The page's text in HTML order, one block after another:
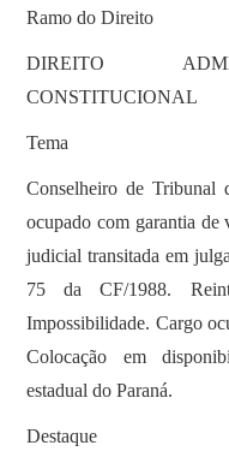
Ramo do Direito
DIREITO
CONSTITUCIONAL
Tema
Conselheiro de Tribunal
ocupado com garantia de
judicial transitada em
75 da CF/1988.
Impossibilidade. Cargo
Colocação em
estadual do Paraná.
Destaque